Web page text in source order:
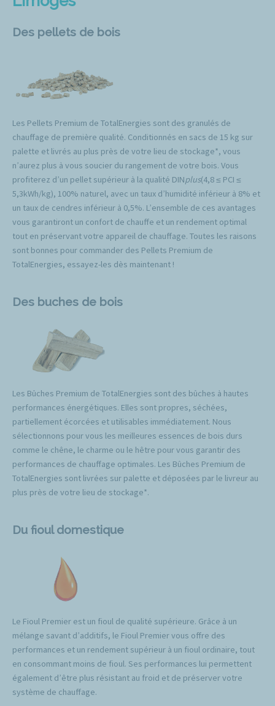
Des pellets de bois
Les Pellets Premium de TotalEnergies sont des granulés de
chauffage de première qualité. Conditionnés en sacs de 15 kg sur
palette et livrés au plus près de votre lieu de stockage*, vous
n’aurez plus à vous soucier du rangement de votre bois. Vous
profiterez d’un pellet supérieur à la qualité DINplus(4,8 ≤ PCI ≤
5,3kWh/kg), 100% naturel, avec un taux d’humidité inférieur à 8% et
un taux de cendres inférieur à 0,5%. L’ensemble de ces avantages
vous garantiront un confort de chauffe et un rendement optimal
tout en préservant votre appareil de chauffage. Toutes les raisons
sont bonnes pour commander des Pellets Premium de
TotalEnergies, essayez-les dès maintenant !
Des buches de bois
Les Bûches Premium de TotalEnergies sont des bûches à hautes
performances énergétiques. Elles sont propres, séchées,
partiellement écorcées et utilisables immédiatement. Nous
sélectionnons pour vous les meilleures essences de bois durs
comme le chêne, le charme ou le hêtre pour vous garantir des
performances de chauffage optimales. Les Bûches Premium de
TotalEnergies sont livrées sur palette et déposées par le livreur au
plus près de votre lieu de stockage*.
Du fioul domestique
Le Fioul Premier est un fioul de qualité supérieure. Grâce à un
mélange savant d’additifs, le Fioul Premier vous offre des
performances et un rendement supérieur à un fioul ordinaire, tout
en consommant moins de fioul. Ses performances lui permettent
également d’être plus résistant au froid et de préserver votre
système de chauffage.